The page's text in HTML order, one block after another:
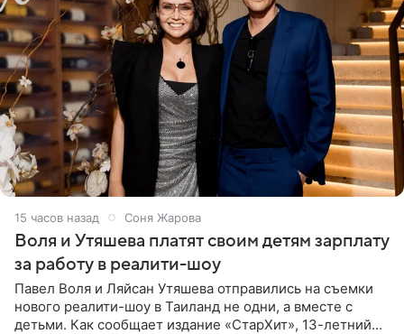
15 часов назад Соня Жарова
Воля и Утяшева платят своим детям зарплату
за работу в реалити-шоу
Павел Воля и Ляйсан Утяшева отправились на съемки
нового реалити-шоу в Таиланд не одни, а вместе с
детьми. Как сообщает издание «СтарХит», 13-летний